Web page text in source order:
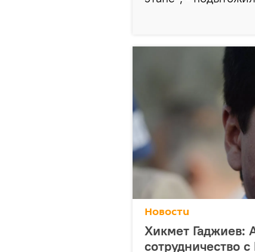
Новости
Хикмет Гаджиев:
сотрудничество